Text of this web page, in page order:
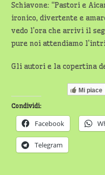
Schiavone: “Pastori e
ironico, divertente e
vedo l’ora che arrivi il
pure noi attendiamo
Gli autori e la copertina
Mi piace
Condividi:
Facebook
Telegram